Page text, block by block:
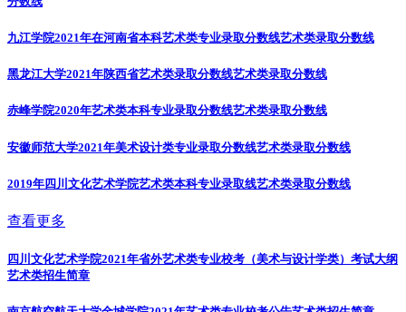
九江学院2021年在河南省本科艺术类专业录取分数线艺术类录取分数线
黑龙江大学2021年陕西省艺术类录取分数线艺术类录取分数线
赤峰学院2020年艺术类本科专业录取分数线艺术类录取分数线
安徽师范大学2021年美术设计类专业录取分数线艺术类录取分数线
2019年四川文化艺术学院艺术类本科专业录取线艺术类录取分数线
查看更多
四川文化艺术学院2021年省外艺术类专业校考（美术与设计学类）考试大纲
艺术类招生简章